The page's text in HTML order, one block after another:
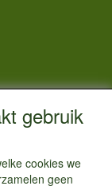
gebruik
cookies we
geen